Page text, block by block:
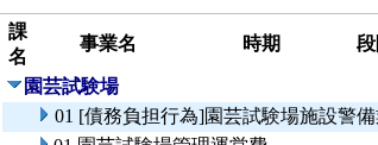
課
名
事業名 時期
園芸試験場
01 [債務負担行為]園芸試験場施設警